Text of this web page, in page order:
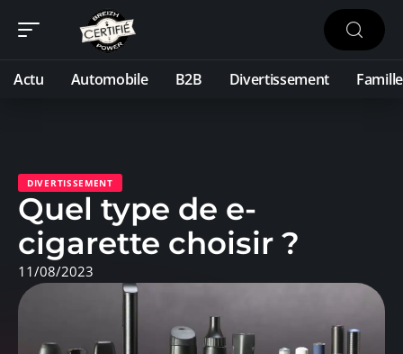
Actu Automobile B2B Divertissement Famille
DIVERTISSEMENT
Quel type de e-
cigarette choisir ?
11/08/2023